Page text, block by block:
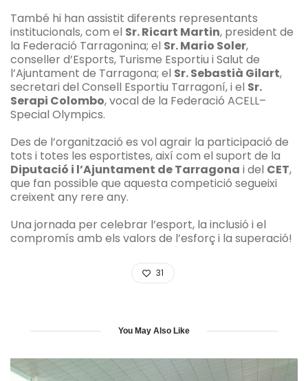
També hi han assistit diferents representants
institucionals, com el Sr. Ricart Martin, president de
la Federació Tarragonina; el Sr. Mario Soler,
conseller d’Esports, Turisme Esportiu i Salut de
l’Ajuntament de Tarragona; el Sr. Sebastià Gilart,
secretari del Consell Esportiu Tarragoní, i el Sr.
Serapi Colombo, vocal de la Federació ACELL–
Special Olympics.
Des de l’organització es vol agrair la participació de
tots i totes les esportistes, així com el suport de la
Diputació i l’Ajuntament de Tarragona i del CET,
que fan possible que aquesta competició segueixi
creixent any rere any.
Una jornada per celebrar l’esport, la inclusió i el
compromís amb els valors de l’esforç i la superació!
31
You May Also Like